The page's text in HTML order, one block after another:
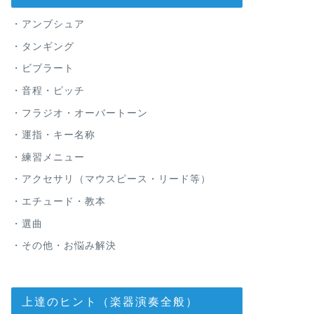
・アンブシュア
・タンギング
・ビブラート
・音程・ピッチ
・フラジオ・オーバートーン
・運指・キー名称
・練習メニュー
・アクセサリ（マウスピース・リード等）
・エチュード・教本
・選曲
・その他・お悩み解決
上達のヒント（楽器演奏全般）